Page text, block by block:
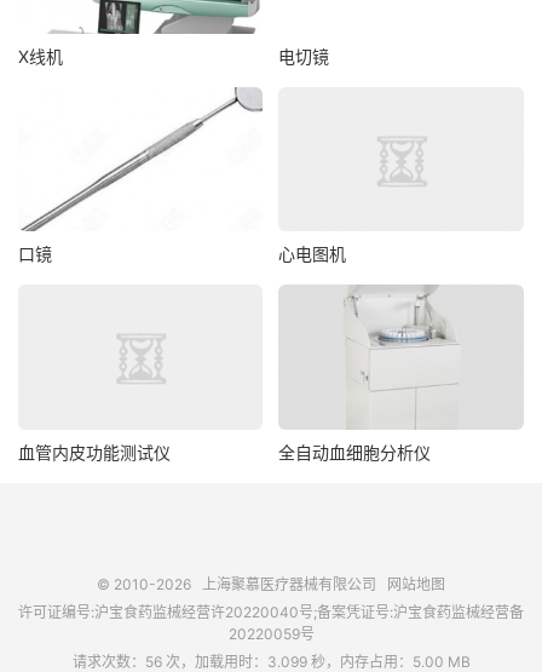
X线机 电切镜
口镜 心电图机
血管内皮功能测试仪 全自动血细胞分析仪
© 2010-2026 上海聚慕医疗器械有限公司
网站地图
许可证编号:沪宝食药监械经营许20220040号;备案凭证号:沪宝食药监械经营备
20220059号
请求次数：56 次，加载用时：3.099 秒，内存占用：5.00 MB